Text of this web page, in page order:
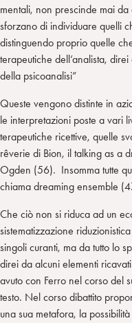
mentali, non prescinde mai da
sforzano di individuare quelli
distinguendo proprio quelle
terapeutiche dell’analista,
della psicoanalisi”
Queste vengono distinte in
le interpretazioni poste a vari
terapeutiche ricettive, quelle
rêverie di Bion, il talking as a
Ogden (56). Insomma tutte
chiama dreaming ensemble
Che ciò non si riduca ad un
sistematizzazione
singoli curanti, ma da tutto lo
direi da alcuni elementi
avuto con Ferro nel corso del
testo. Nel corso dibattito
una sua metafora, la